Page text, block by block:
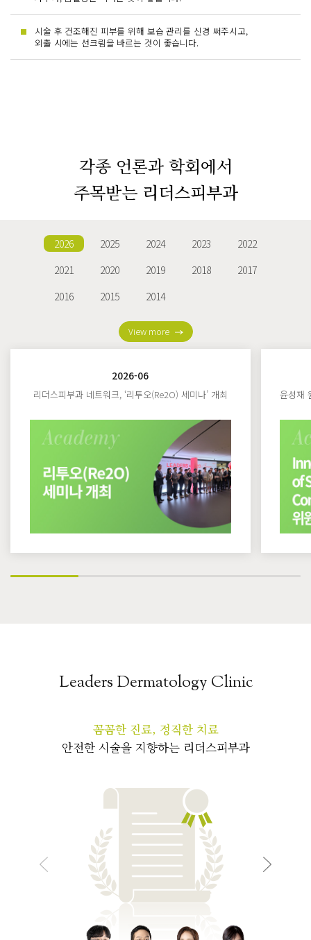
시술 후 건조해진 피부를 위해 보습 관리를 신경 써주시고,
외출 시에는 선크림을 바르는 것이 좋습니다.
각종 언론과 학회에서
주목받는 리더스피부과
2026 2025 2024 2023
2022
2021
2020 2019 2018
2017
2016
2015 2014
View more
2026-06
리더스피부과 네트워크, ‘리투오(Re2O) 세미나’ 개최
Leaders Dermatology Clinic
꼼꼼한 진료, 정직한 치료
안전한 시술을 지향하는 리더스피부과